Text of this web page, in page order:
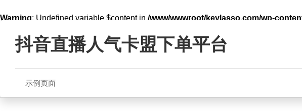
Warning: Undefined variable $content in /www/wwwroot/keylasso.com/wp-
content抖音直播人气卡盟下单平台
示例页面